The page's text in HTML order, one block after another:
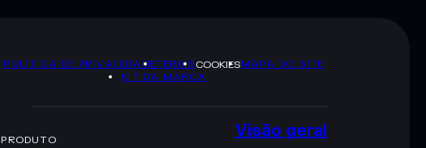
POLÍTICA DE PRIVACIDADETERMSCOOKIESMAPA DO SITE
KIT DA MARCA
PRODUTO Visão geral